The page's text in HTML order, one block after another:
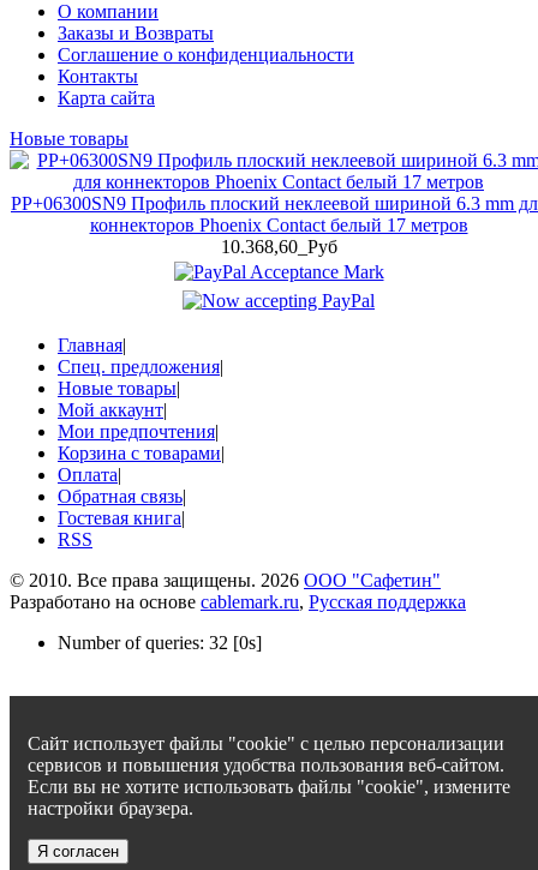
О компании
Заказы и Возвраты
Соглашение о конфиденциальности
Контакты
Карта сайта
Новые товары
PP+06300SN9 Профиль плоский неклеевой шириной 6.3 mm
коннекторов Phoenix Contact белый 17 метров
10.368,60_Руб
Главная|
Спец. предложения|
Новые товары|
Мой аккаунт|
Мои предпочтения|
Корзина с товарами|
Оплата|
Обратная связь|
Гостевая книга|
RSS
© 2010. Все права защищены. 2026 ООО "Сафетин"
Разработано на основе cablemark.ru, Русская поддержка
Сайт использует файлы "cookie" с целью персонализации
сервисов и повышения удобства пользования веб-сайтом.
Если вы не хотите использовать файлы "cookie", измените
настройки браузера.
Я согласен
Number of queries: 32 [0s]